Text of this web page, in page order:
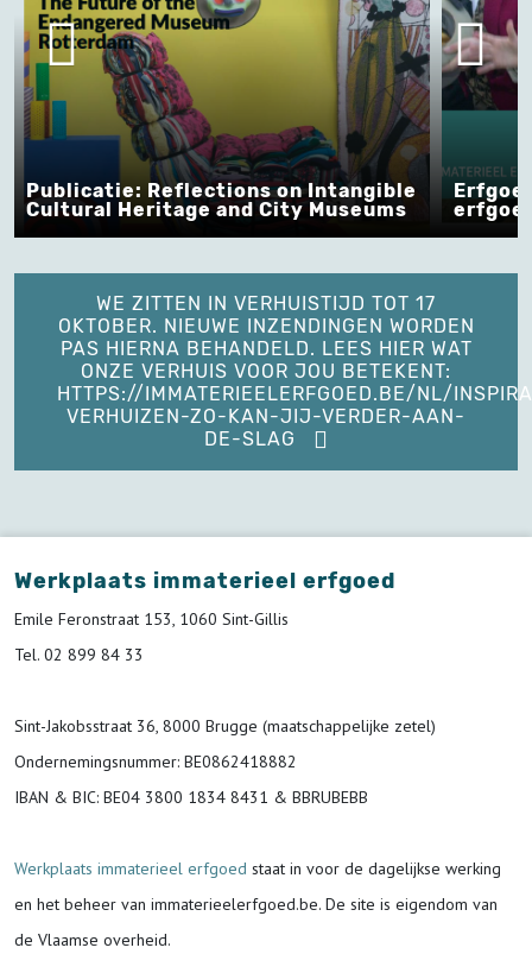
Publicatie: Reflections on Intangible
Cultural Heritage and City Museums
WE ZITTEN IN VERHUISTIJD TOT 17
OKTOBER. NIEUWE INZENDINGEN WORDEN
PAS HIERNA BEHANDELD. LEES HIER WAT
ONZE VERHUIS VOOR JOU BETEKENT:
HTTPS://IMMATERIEELERFGOED.BE/NL/
VERHUIZEN-ZO-KAN-JIJ-VERDER-AAN-
DE-SLAG
Werkplaats immaterieel erfgoed
Emile Feronstraat 153, 1060 Sint-Gillis
Tel. 02 899 84 33
Sint-Jakobsstraat 36, 8000 Brugge (maatschappelijke zetel)
Ondernemingsnummer: BE0862418882
IBAN & BIC: BE04 3800 1834 8431 & BBRUBEBB
Werkplaats immaterieel erfgoed staat in voor de dagelijkse werking
en het beheer van immaterieelerfgoed.be. De site is eigendom van
de Vlaamse overheid.